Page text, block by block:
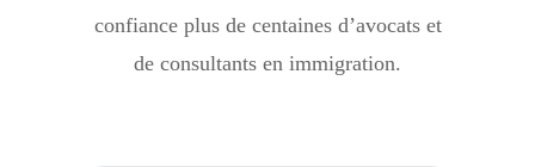
confiance plus de centaines d’avocats et
de consultants en immigration.